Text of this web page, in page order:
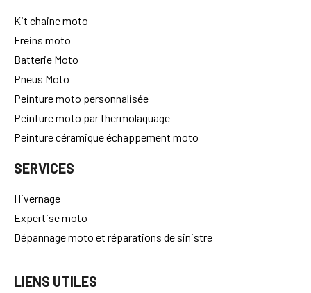
Kit chaine moto
Freins moto
Batterie Moto
Pneus Moto
Peinture moto personnalisée
Peinture moto par thermolaquage
Peinture céramique échappement moto
SERVICES
Hivernage
Expertise moto
Dépannage moto et réparations de sinistre
LIENS UTILES